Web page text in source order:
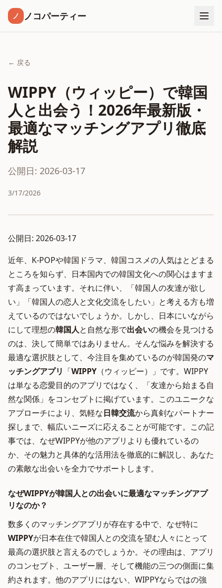
ノ ノコパーティー
← 戻る
WIPPY（ウィッピー）で韓国
人と出会う！2026年最新版・
最適なマッチングアプリ徹底
解説
公開日: 2026-03-17
3/17/2026
公開日: 2026-03-17
近年、K-POPや韓国ドラマ、韓国コスメの人気はとどまる
ところを知らず、日本国内での韓国文化への関心はますま
す高まっています。それに伴い、「韓国人の友達が欲し
い」「韓国人の恋人と文化交流をしたい」と考える方も増
えているのではないでしょうか。しかし、日本にいながら
にして理想の韓国人と自然な形で出会いの機会を見つける
のは、決して簡単ではありません。そんな悩みを解決する
最適な選択肢として、今注目を集めているのが韓国発のマ
ッチングアプリ 「WIPPY （ウィッピー）」です。WIPPY
は単なる恋愛目的のアプリではなく、「友達から始まる自
然な関係」をコンセプトに掲げています。このユニークな
アプローチにより、気軽な日韓交流から真剣なパートナー
探しまで、幅広いニーズに応えることが可能です。この記
事では、なぜWIPPYが他のアプリよりも優れているの
か、その魅力と具体的な活用法を徹底的に解説し、あなた
の素敵な出会いを全力でサポートします。
なぜWIPPYが韓国人との出会いに最適なマッチングアプ
リなのか？
数多くのマッチングアプリが存在する中で、なぜ特に
WIPPYが日本在住で韓国人との交流を望む人々にとって
最高の選択肢と言えるのでしょうか。その理由は、アプリ
のコンセプト、ユーザー層、そして機能の三つの側面に集
約されます。他のアプリにはない、WIPPYならではの強